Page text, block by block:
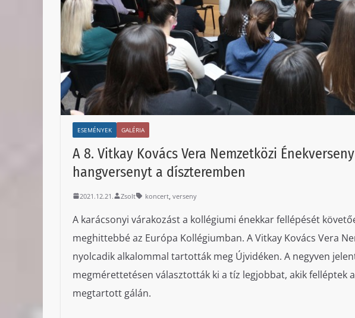
ESEMÉNYEK GALÉRIA
A 8. Vitkay Kovács Vera Nemzetközi
hangversenyt a díszteremben
2021.12.21. Zsolt koncert, verseny
A karácsonyi várakozást a kollégiumi énekkar fellépését
meghittebbé az Európa Kollégiumban. A Vitkay Kovács Vera
nyolcadik alkalommal tartották meg Újvidéken. A negyven
megmérettetésen választották ki a tíz legjobbat, akik felléptek
megtartott gálán.